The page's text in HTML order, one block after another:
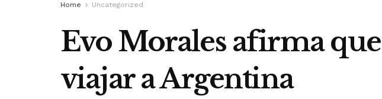
Home Uncategorized
Evo Morales afirma
viajar a Argentina